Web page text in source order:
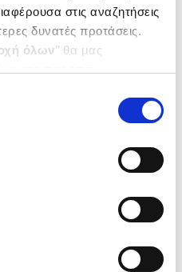
στις αναζητήσεις
δυνατές προτάσεις.
όλων’’ θα μας
από τα παρακάτω με την
να ενημερωθείτε σχετικά με